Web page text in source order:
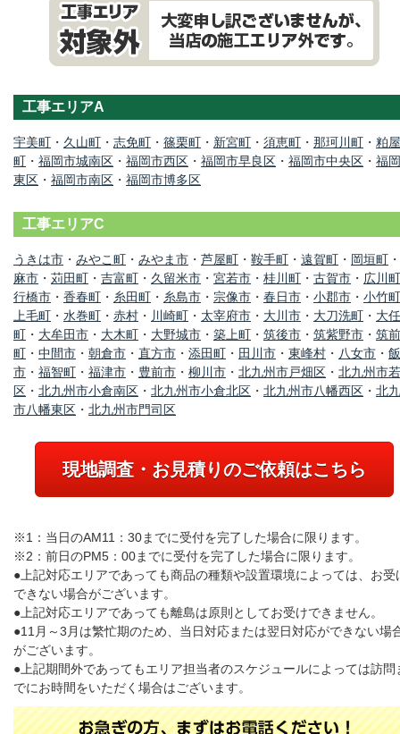
工事エリアA
宇美町 ・ 久山町 ・ 志免町 ・ 篠栗町 ・ 新宮町 ・ 須恵町 ・ 那珂川町 ・ 粕屋
町 ・ 福岡市城南区 ・ 福岡市西区 ・ 福岡市早良区 ・ 福岡市中央区 ・ 福
東区 ・ 福岡市南区 ・ 福岡市博多区
工事エリアC
うきは市 ・ みやこ町 ・ みやま市 ・ 芦屋町 ・ 鞍手町 ・ 遠賀町 ・ 岡垣町 ・
麻市 ・ 苅田町 ・ 吉富町 ・ 久留米市 ・ 宮若市 ・ 桂川町 ・ 古賀市 ・ 広川町
行橋市 ・ 香春町 ・ 糸田町 ・ 糸島市 ・ 宗像市 ・ 春日市 ・ 小郡市 ・ 小竹町
上毛町 ・ 水巻町 ・ 赤村 ・ 川崎町 ・ 太宰府市 ・ 大川市 ・ 大刀洗町 ・ 大任
町 ・ 大牟田市 ・ 大木町 ・ 大野城市 ・ 築上町 ・ 筑後市 ・ 筑紫野市 ・ 筑前
町 ・ 中間市 ・ 朝倉市 ・ 直方市 ・ 添田町 ・ 田川市 ・ 東峰村 ・ 八女市 ・
市 ・ 福智町 ・ 福津市 ・ 豊前市 ・ 柳川市 ・ 北九州市戸畑区 ・ 北九州市
区 ・ 北九州市小倉南区 ・ 北九州市小倉北区 ・ 北九州市八幡西区 ・ 北
市八幡東区 ・ 北九州市門司区
現地調査・お見積りのご依頼はこちら
※1：当日のAM11：30までに受付を完了した場合に限ります。
※2：前日のPM5：00までに受付を完了した場合に限ります。
●上記対応エリアであっても商品の種類や設置環境によっては、お受
できない場合がございます。
●上記対応エリアであっても離島は原則としてお受けできません。
●11月～3月は繁忙期のため、当日対応または翌日対応ができない場
がございます。
●上記期間外であってもエリア担当者のスケジュールによっては訪問
でにお時間をいただく場合はございます。